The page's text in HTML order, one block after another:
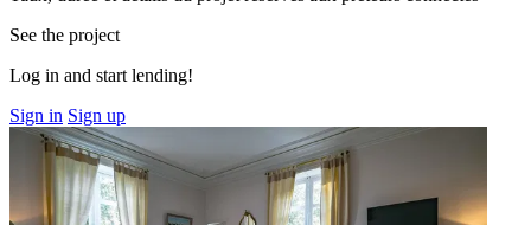
See the project
Log in and start lending!
Sign in Sign up